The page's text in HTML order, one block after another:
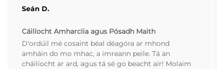
Seán D.
Cáilíocht Amharclia agus Pósadh Maith
D'ordúil mé cosaint béal déagóra ar mhond
amháin do mo mhac, a imreann peile. Tá an
cháilíocht ar ard, agus tá sé go beacht air! Molaim